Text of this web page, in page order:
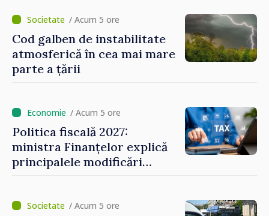
reparație vor fi efectuate în
regim prioritar
/ Acum 5 ore
Cod galben de instabilitate
atmosferică în cea mai mare
parte a țării
/ Acum 5 ore
Politica fiscală 2027:
ministra Finanțelor explică
principalele modificări
locale și rutiere
/ Acum 5 ore